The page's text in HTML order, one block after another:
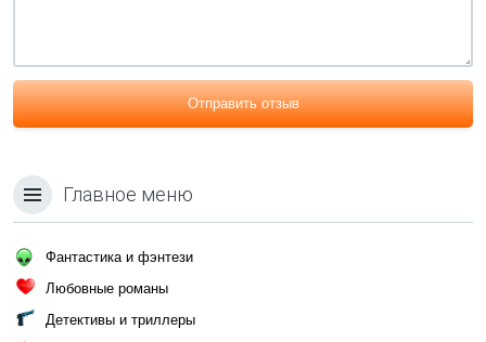
Отправить отзыв
Главное меню
Фантастика и фэнтези
Любовные романы
Детективы и триллеры